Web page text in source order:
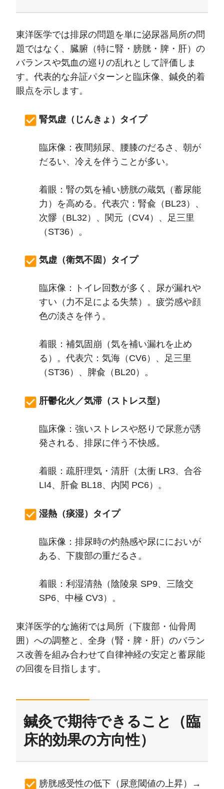
東洋医学では排尿の問題を単に泌尿器局所の問
題ではなく、臓腑（特に腎・膀胱・脾・肝）の
バランスや気血の巡りの乱れとして評価しま
す。代表的な弁証パターンと臨床像、鍼灸的着
眼点を示します。
腎気虚（じんきょ）タイプ
臨床像：夜間頻尿、腰膝のだるさ、朝が
だるい、冷えを伴うことが多い。
着眼：腎の気を補い膀胱の蔵気（蓄尿能
力）を高める。代表穴：腎兪（BL23）、
次髎（BL32）、関元（CV4）、足三里
（ST36）。
気虚（衛気不固）タイプ
臨床像：トイレ回数が多く、尿が漏れや
すい（力不足による失禁）。疲労感や顔
色の淡さを伴う。
着眼：補気固崩（気を補い漏れを止め
る）。代表穴：気海（CV6）、足三里
（ST36）、脾兪（BL20）。
肝鬱化火／気滞（ストレス型）
臨床像：強いストレスや怒りで尿意が誘
発される、排尿に伴う不快感。
着眼：疏肝理気・清肝（太衝 LR3、合谷
LI4、肝兪 BL18、内関 PC6）。
湿熱（痰湿）タイプ
臨床像：排尿時の灼熱感や尿ににおいが
ある、下腹部の重だるさ。
着眼：利湿清熱（陰陵泉 SP9、三陰交
SP6、中極 CV3）。
東洋医学的な施術では局所（下腹部・仙骨周
囲）への調整と、全身（腎・脾・肝）のバラン
ス改善を組み合わせて自律神経の安定と蓄尿能
の回復を目指します。
鍼灸で期待できること（臨
床的効果の方向性）
膀胱感受性の低下（尿意閾値の上昇）→